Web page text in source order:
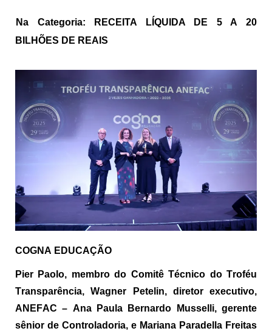
Na Categoria: RECEITA LÍQUIDA DE 5 A 20
BILHÕES DE REAIS
COGNA EDUCAÇÃO
Pier Paolo, membro do Comitê Técnico do Troféu
Transparência, Wagner
Petelin, diretor executivo,
ANEFAC – Ana Paula Bernardo Musselli, gerente
sênior de Controladoria, e Mariana Paradella Freitas